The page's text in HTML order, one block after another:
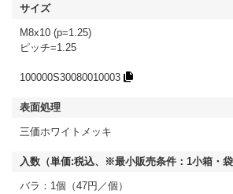
M8x10 (p=1.25)
ピッチ=1.25
100000S30080010003
三価ホワイトメッキ
バラ：1個（47円／個）